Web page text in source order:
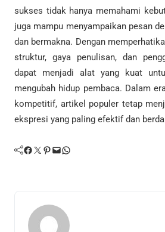
sukses tidak hanya memahami
juga mampu menyampaikan pesan
dan bermakna. Dengan
struktur, gaya penulisan, dan
dapat menjadi alat yang kuat
mengubah hidup pembaca. Dalam
kompetitif, artikel populer tetap
ekspresi yang paling efektif dan
Facebook Twitter Pinterest Mail WhatsApp